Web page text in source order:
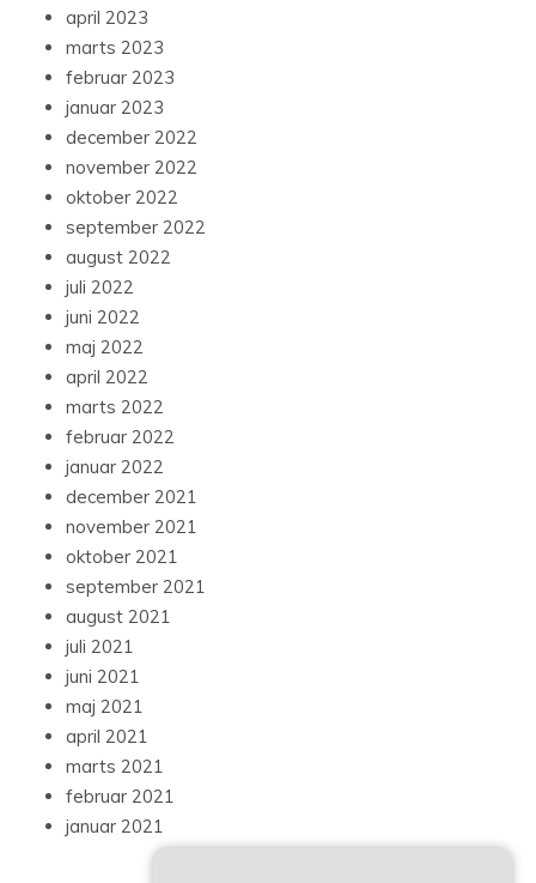
april 2023
marts 2023
februar 2023
januar 2023
december 2022
november 2022
oktober 2022
september 2022
august 2022
juli 2022
juni 2022
maj 2022
april 2022
marts 2022
februar 2022
januar 2022
december 2021
november 2021
oktober 2021
september 2021
august 2021
juli 2021
juni 2021
maj 2021
april 2021
marts 2021
februar 2021
januar 2021